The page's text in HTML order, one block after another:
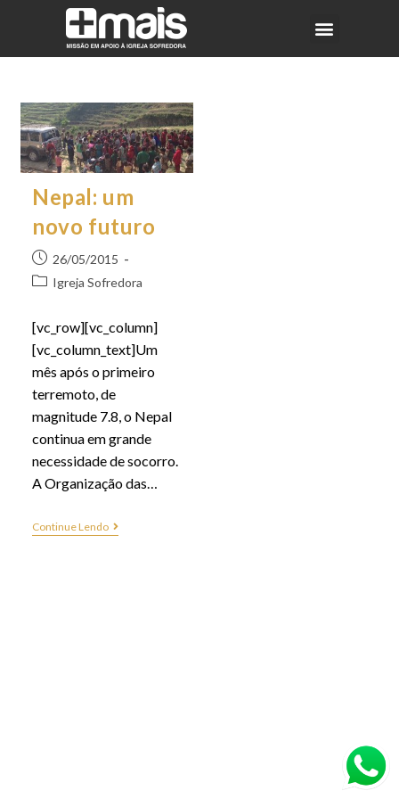
Nepal: um
novo futuro
26/05/2015
Igreja Sofredora
[vc_row][vc_column]
[vc_column_text]Um
mês após o primeiro
terremoto, de
magnitude 7.8, o Nepal
continua em grande
necessidade de socorro.
A Organização das…
Continue Lendo